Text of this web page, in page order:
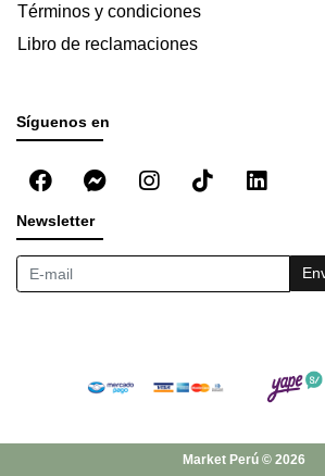
Términos y condiciones
Libro de reclamaciones
Síguenos en
Newsletter
Market Perú © 2026